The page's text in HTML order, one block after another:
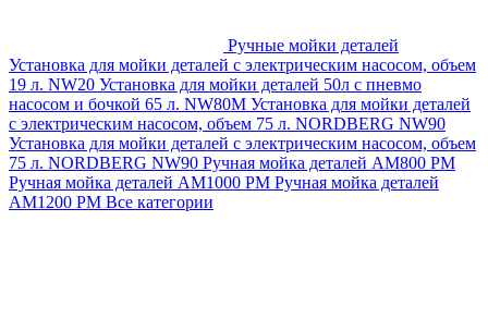
Ручные мойки деталей
Установка для мойки деталей с электрическим насосом, объем
19 л. NW20 Установка для мойки деталей 50л с пневмо
насосом и бочкой 65 л. NW80M Установка для мойки деталей
с электрическим насосом, объем 75 л. NORDBERG NW90
Установка для мойки деталей с электрическим насосом, объем
75 л. NORDBERG NW90 Ручная мойка деталей АМ800 РМ
Ручная мойка деталей АМ1000 РМ Ручная мойка деталей
АМ1200 РМ Все категории